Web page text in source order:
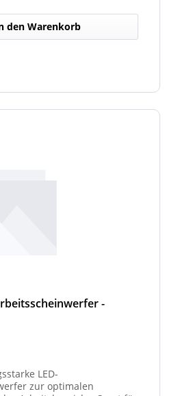
den Warenkorb
-
LED-
zur optimalen